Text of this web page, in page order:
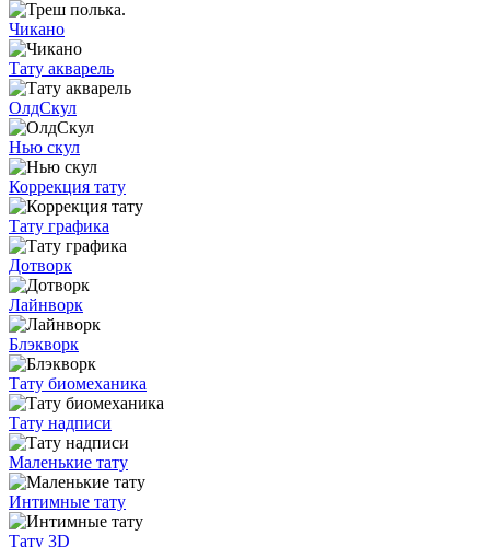
Чикано
Тату акварель
ОлдСкул
Нью скул
Коррекция тату
Тату графика
Дотворк
Лайнворк
Блэкворк
Тату биомеханика
Тату надписи
Маленькие тату
Интимные тату
Тату 3D